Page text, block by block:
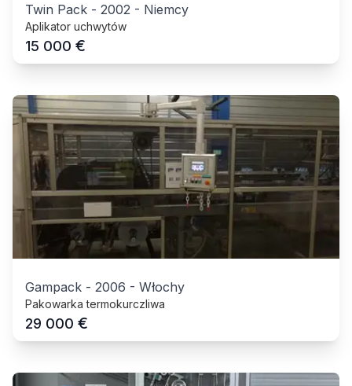
Twin Pack - 2002 - Niemcy
Aplikator uchwytów
15 000 €
Gampack - 2006 - Włochy
Pakowarka termokurczliwa
29 000 €